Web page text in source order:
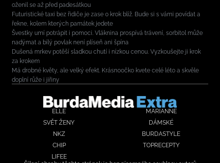
oženil se až před padesátkou
Futuristické taxi bez řidiče je zase o krok blíž. Bude si s vámi povídat a
řekne, kolem kterých památek jedete
Švestky umí potrápit i pomoci. Vláknina prospívá trávení, sorbitol může
nadýmat a bílý povlak není plíseň ani špína
Dušená mrkev potěší sladkou chutí i nízkou cenou. Vyzkoušejte ji krok
za krokem
Má drobné květy, ale velký efekt. Krásnoočko kvete celé léto a skvěle
doplní růže i jiřiny
ELLE
MARIANNE
SVĚT ŽENY
DÁMSKÉ
NKZ
BURDASTYLE
CHIP
TOPRECEPTY
LIFEE